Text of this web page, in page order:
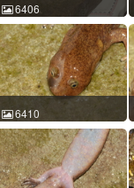
6406
龙洞山溪鲵 Batrachuperus
londongensis 陈进民
2014-06-17 18:11:21 中国
四川 ACM id:6406
6410
龙洞山溪鲵 Batrachuperus
londongensis 陈进民
2014-06-17 18:14:24 中国
四川 ACM id:6410